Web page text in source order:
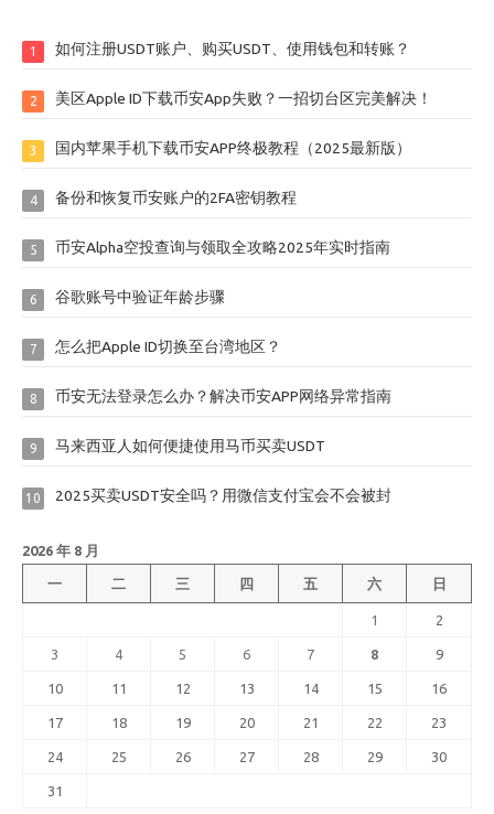
1 如何注册USDT账户、购买USDT、使用钱包和转账？
2 美区Apple ID下载币安App失败？一招切台区完美解决！
3 国内苹果手机下载币安APP终极教程（2025最新版）
4 备份和恢复币安账户的2FA密钥教程
5 币安Alpha空投查询与领取全攻略2025年实时指南
6 谷歌账号中验证年龄步骤
7 怎么把Apple ID切换至台湾地区？
8 币安无法登录怎么办？解决币安APP网络异常指南
9 马来西亚人如何便捷使用马币买卖USDT
10 2025买卖USDT安全吗？用微信支付宝会不会被封
2026 年 8 月
一 二 三 四 五 六 日
1 2
3 4 5 6 7 8 9
10 11 12 13 14 15 16
17 18 19 20 21 22 23
24 25 26 27 28 29 30
31